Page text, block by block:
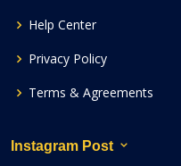
Help Center
Privacy Policy
Terms & Agreements
Instagram Post